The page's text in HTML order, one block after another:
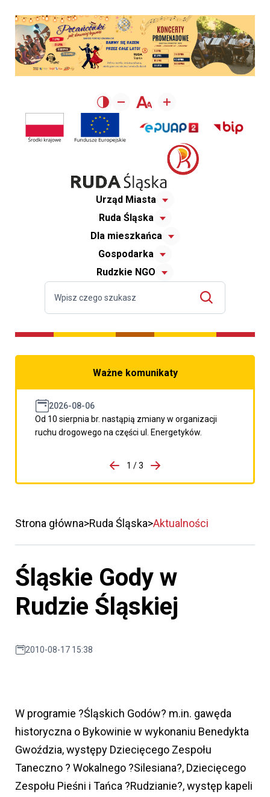
Urząd Miasta
Ruda Śląska
Dla mieszkańca
Gospodarka
Rudzkie NGO
Ważne komunikaty
2026-08-06
Od 10 sierpnia br. nastąpią zmiany w organizacji
ruchu drogowego na części ul. Energetyków.
porzpedniego komunikatu
1 / 3
Przejdź do następnego
Strona główna Ruda Śląska Aktualności
Śląskie Gody w
Rudzie Śląskiej
2010-08-17 15:38
W programie ?Śląskich Godów? m.in. gawęda
historyczna o Bykowinie w wykonaniu Benedykta
Gwoździa, występy Dziecięcego Zespołu
Taneczno ? Wokalnego ?Silesiana?, Dziecięcego
Zespołu Pieśni i Tańca ?Rudzianie?, występ kapeli